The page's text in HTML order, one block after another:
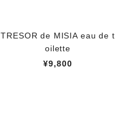
TRESOR de MISIA eau de t
oilette
¥9,800